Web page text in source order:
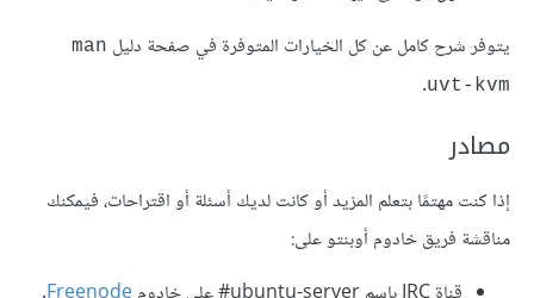
يتوفر شرح كامل عن كل الخيارات المتوفرة في صفحة دليل man
uvt-kvm
.
مصادر
إذا كنت مهتمًا بتعلم المزيد أو كانت لديك أسئلة أو اقتراحات، فيمكنك
مناقشة فريق خادوم أوبنتو على: